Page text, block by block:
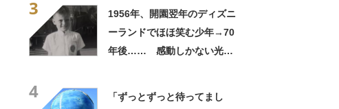
3
1956年、開園翌年のディズニ
ーランドでほほ笑む少年→70
年後…… 感動しかない光景
4
「ずっとずっと待ってまし